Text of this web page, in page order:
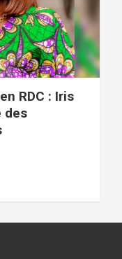
RDC : Iris
des